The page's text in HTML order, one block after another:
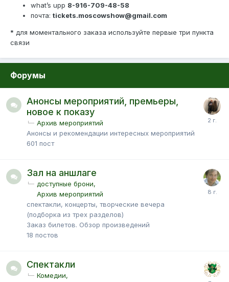
what’s upp 8-916-709-48-58
почта: tickets.moscowshow@gmail.com
* для моментального заказа используйте первые три пункта
связи
Форумы
Анонсы мероприятий, премьеры,
новое к показу
Архив мероприятий
Анонсы и рекомендации интересных мероприятий
601 пост
Зал на аншлаге
доступные брони
Архив мероприятий
спектакли, концерты, творческие вечера
(подборка из трех разделов)
Заказ билетов. Обзор произведений
18 постов
Спектакли
Комедии